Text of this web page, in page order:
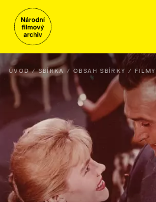
ÚVOD SBÍRKA OBSAH SBÍRKY FILMY